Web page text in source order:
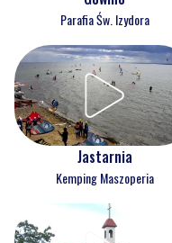
Parafia Św. Izydora
Jastarnia
Kemping Maszoperia